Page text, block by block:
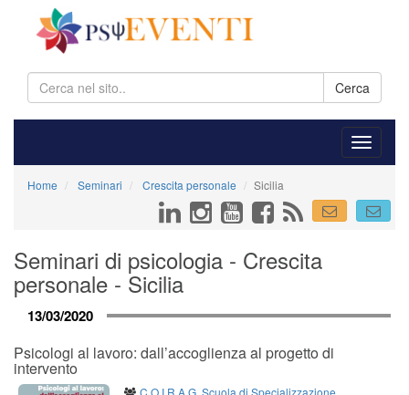
Cerca
Home Seminari Crescita personale Sicilia
Seminari di psicologia - Crescita
personale - Sicilia
13/03/2020
Psicologi al lavoro: dall’accoglienza al progetto di
intervento
C.O.I.R.A.G. Scuola di Specializzazione